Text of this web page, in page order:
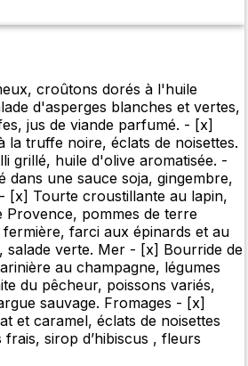
croûtons dorés à l'huile
d'asperges blanches et vertes,
jus de viande parfumé. - [x]
truffe noire, éclats de noisettes.
grillé, huile d'olive aromatisée. -
une sauce soja, gingembre,
[x] Tourte croustillante au lapin,
Provence, pommes de terre
farci aux épinards et au
salade verte. Mer - [x] Bourride de
au champagne, légumes
du pêcheur, poissons variés,
sauvage. Fromages - [x]
et caramel, éclats de noisettes
sirop d’hibiscus , fleurs